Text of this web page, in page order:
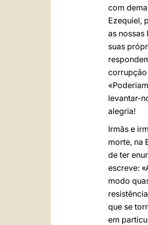
com
Ezequiel,
as nossas
suas
corrupção
levantar-
alegria!
Irmãs e
morte, na
de ter
escreve:
modo
que se
em